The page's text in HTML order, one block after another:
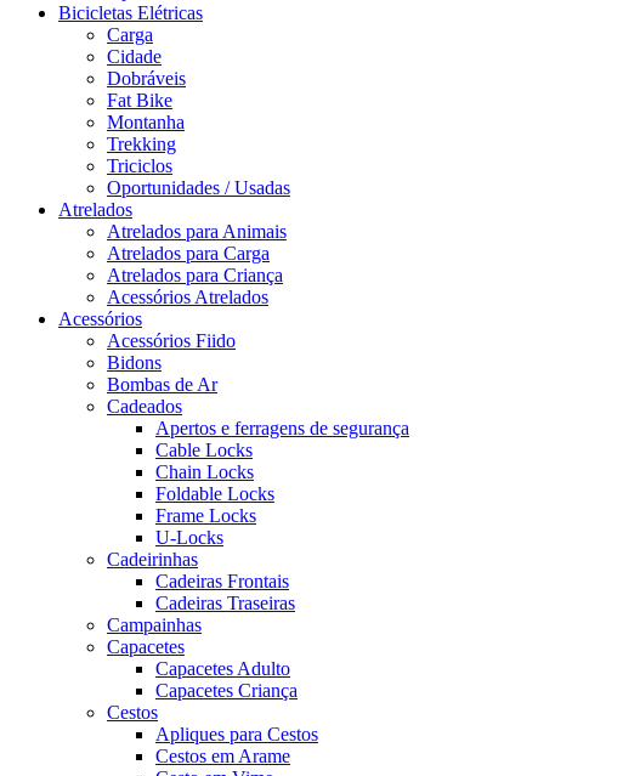
Bicicletas Elétricas
Carga
Cidade
Dobráveis
Fat Bike
Montanha
Trekking
Triciclos
Oportunidades / Usadas
Atrelados
Atrelados para Animais
Atrelados para Carga
Atrelados para Criança
Acessórios Atrelados
Acessórios
Acessórios Fiido
Bidons
Bombas de Ar
Cadeados
Apertos e ferragens de segurança
Cable Locks
Chain Locks
Foldable Locks
Frame Locks
U-Locks
Cadeirinhas
Cadeiras Frontais
Cadeiras Traseiras
Campainhas
Capacetes
Capacetes Adulto
Capacetes Criança
Cestos
Apliques para Cestos
Cestos em Arame